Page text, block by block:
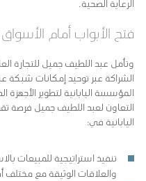
الرعاية الصحية.
فتح الأبواب أمام
وتأمل عبد اللطيف جميل للتجارة
الشراكة عبر توحيد إمكانات شبكة
المؤسسة اليابانية لتطوير
التعاون لعبد اللطيف جميل فرصة
اليابانية في:
تنفيذ استراتيجية للمبيعات
والعلاقات الوثيقة مع مختلف